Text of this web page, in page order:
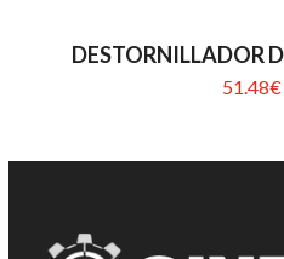
DESTORNILLADOR
51.48€